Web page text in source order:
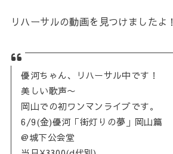
リハーサルの動画を見つけましたよ！
優河ちゃん、リハーサル中です！
美しい歌声〜
岡山での初ワンマンライブです。
6/9(金)優河「街灯りの夢」岡山篇
@城下公会堂